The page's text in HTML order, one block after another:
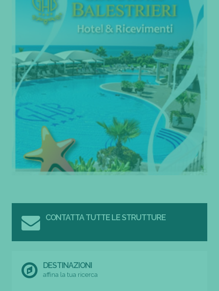
CONTATTA TUTTE LE STRUTTURE
DESTINAZIONI
affina la tua ricerca